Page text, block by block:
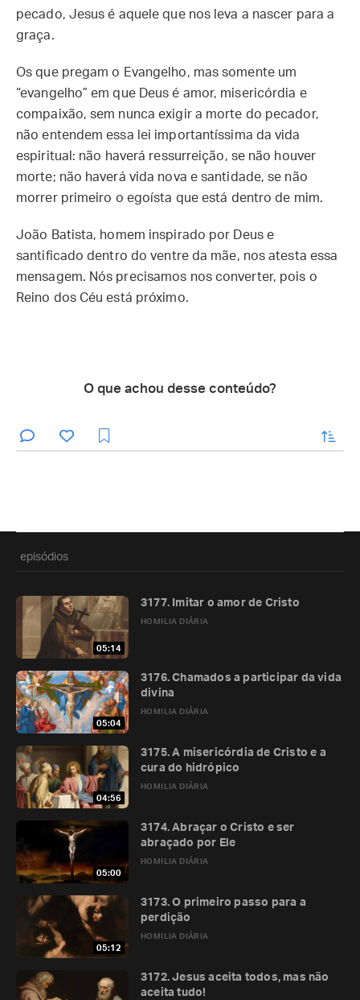
pecado, Jesus é aquele que nos leva a nascer para a
graça.
Os que pregam o Evangelho, mas somente um
“evangelho” em que Deus é amor, misericórdia e
compaixão, sem nunca exigir a morte do pecador,
não entendem essa lei importantíssima da vida
espiritual: não haverá ressurreição, se não houver
morte; não haverá vida nova e santidade, se não
morrer primeiro o egoísta que está dentro de mim.
João Batista, homem inspirado por Deus e
santificado dentro do ventre da mãe, nos atesta essa
mensagem. Nós precisamos nos converter, pois o
Reino dos Céu está próximo.
O que achou desse conteúdo?
enviar
episódios
05:14
HOMILIA DIÁRIA
3177. Imitar o amor de Cristo
05:04
HOMILIA DIÁRIA
3176. Chamados a participar da vida
divina
04:56
HOMILIA DIÁRIA
3175. A misericórdia de Cristo e a
cura do hidrópico
05:00
HOMILIA DIÁRIA
3174. Abraçar o Cristo e ser
abraçado por Ele
05:12
HOMILIA DIÁRIA
3173. O primeiro passo para a
perdição
3172. Jesus aceita todos, mas não
aceita tudo!